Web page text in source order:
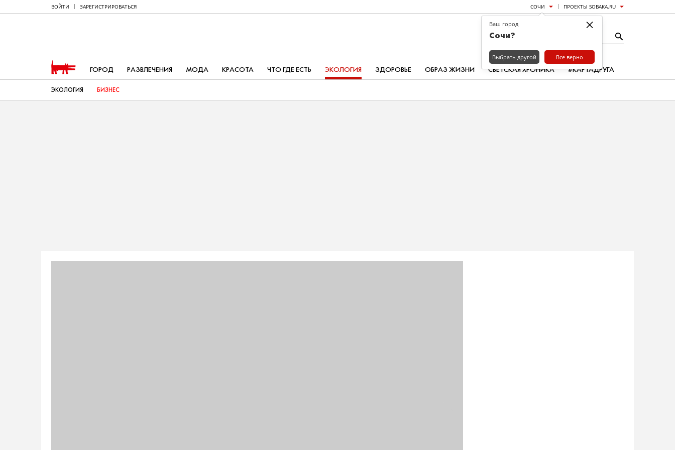
ВОЙТИ ЗАРЕГИСТРИРОВАТЬСЯ СОЧИ ПРОЕКТЫ SOBAKA.RU
ГОРОД РАЗВЛЕЧЕНИЯ МОДА КРАСОТА ЧТО ГДЕ ЕСТЬ ЭКОЛОГИЯ ЗДОРОВЬЕ ОБРАЗ ЖИЗНИ СВЕТСКАЯ ХРОНИКА #КАРТАДРУГА
ЭКОЛОГИЯ БИЗНЕС
×
Ваш город
Сочи?
Выбрать другой Все верно